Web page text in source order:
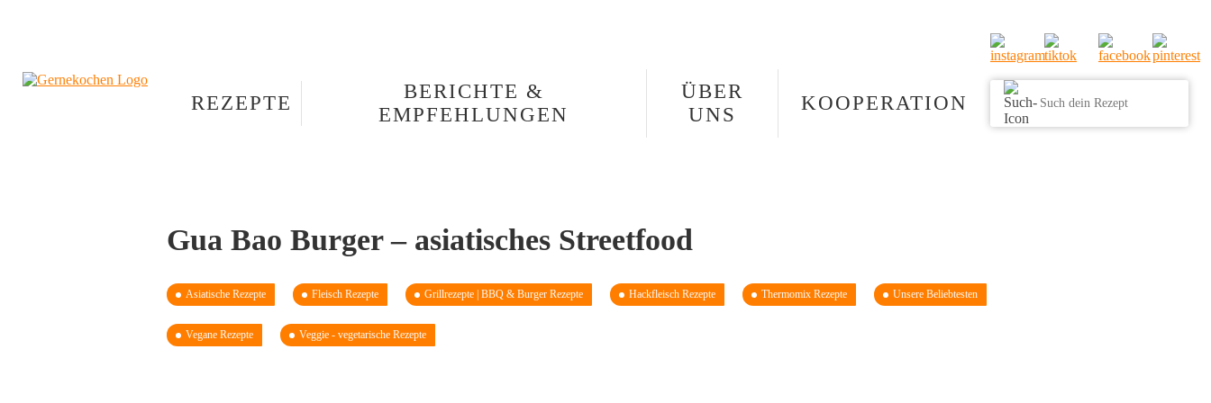
REZEPTE
BERICHTE &
EMPFEHLUNGEN
ÜBER
UNS
KOOPERATION
Gua Bao Burger – asiatisches Streetfood
Asiatische Rezepte Fleisch Rezepte Grillrezepte | BBQ & Burger Rezepte Hackfleisch Rezepte Thermomix Rezepte Unsere Beliebtesten
Vegane Rezepte Veggie - vegetarische Rezepte